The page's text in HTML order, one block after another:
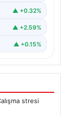
▲ +0.32%
▲ +2.59%
▲ +0.15%
stresi